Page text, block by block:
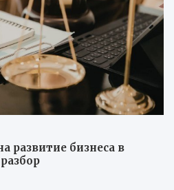
развитие бизнеса в